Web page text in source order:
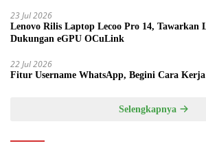
23 Jul 2026
Lenovo Rilis Laptop Lecoo Pro 14, Tawarkan
Dukungan eGPU OCuLink
22 Jul 2026
Fitur Username WhatsApp, Begini Cara
Selengkapnya